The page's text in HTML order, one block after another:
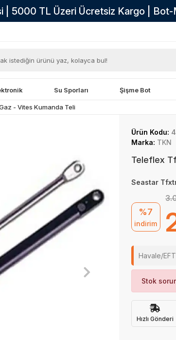
| 5000 TL Üzeri Ücretsiz Kargo |
Su Sporları Şişme Bot
- Vites Kumanda Teli
Ürün Kodu:
Marka: TKN
Teleflex
Seastar
%7
indirim
Havale/
Stok
Hızlı Gönderi